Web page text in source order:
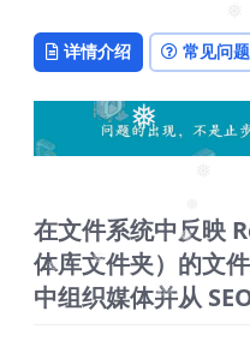
❅
❅
❅
❅
❅
详情介绍 常见问题
在文件系统中反映
体库文件夹）的文件
中组织媒体并从